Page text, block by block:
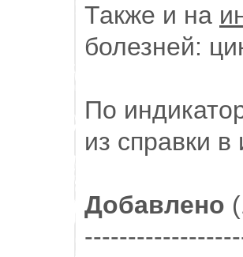
Также и на
болезней:
По
из справки в
Добавлено